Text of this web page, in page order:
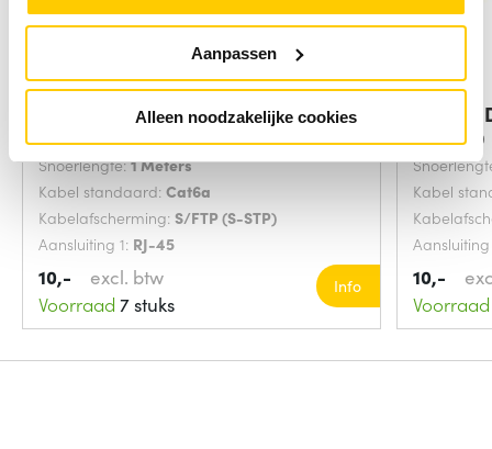
Aanpassen
Alleen noodzakelijke cookies
ACT Paarse 1,00 meter SFTP CAT6A
Snoerlengte:1 Meters
Kabel standaard: Cat6a
Kabelafscherming: S/FTP (S-STP)
Aansluiting 1: RJ-45
10,-
excl. btw
Voorraad 7 stuks
Info
Grijs 20
Kabel
10,-
Voorraad